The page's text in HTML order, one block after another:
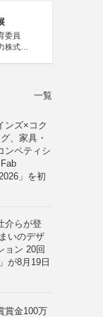
委員
株式会
一覧
ンズ×コク
、家具・
ンペティシ
」を初
介らが登
いのデザ
ョン 20回
が8月19日
賞金100万